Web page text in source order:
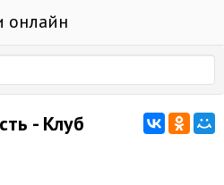
онлайн
- Клуб